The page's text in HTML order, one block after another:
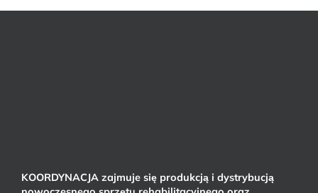
KOORDYNACJA zajmuje się produkcją i dystrybucją